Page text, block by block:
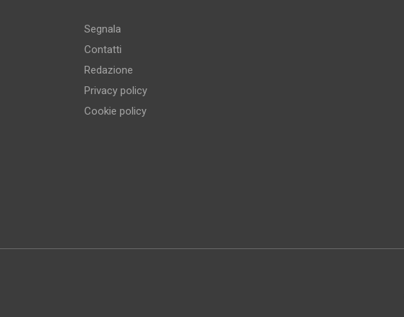
Segnala
Contatti
Redazione
Privacy policy
Cookie policy